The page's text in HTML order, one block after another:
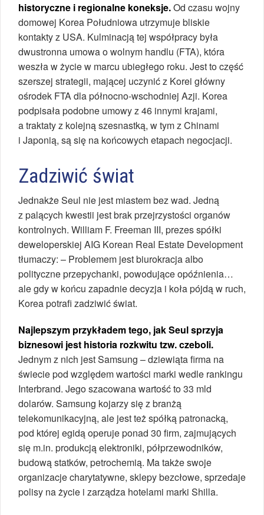
historyczne i regionalne koneksje.Od czasu wojny
domowej Korea Południowa utrzymuje bliskie
kontakty z USA. Kulminacją tej współpracy była
dwustronna umowa o wolnym handlu (FTA), która
weszła w życie w marcu ubiegłego roku. Jest to część
szerszej strategii, mającej uczynić z Korei główny
ośrodek FTA dla północno-wschodniej Azji. Korea
podpisała podobne umowy z 46 innymi krajami,
a traktaty z kolejną szesnastką, w tym z Chinami
i Japonią, są się na końcowych etapach negocjacji.
Zadziwić świat
Jednakże Seul nie jest miastem bez wad. Jedną
z palących kwestii jest brak przejrzystości organów
kontrolnych. William F. Freeman III, prezes spółki
deweloperskiej AIG Korean Real Estate Development
tłumaczy: – Problemem jest biurokracja albo
polityczne przepychanki, powodujące opóźnienia…
ale gdy w końcu zapadnie decyzja i koła pójdą w ruch,
Korea potrafi zadziwić świat.
Najlepszym przykładem tego, jak Seul sprzyja
biznesowi jest historia rozkwitu tzw. czeboli.
Jednym z nich jest Samsung – dziewiąta firma na
świecie pod względem wartości marki wedle rankingu
Interbrand. Jego szacowana wartość to 33 mld
dolarów. Samsung kojarzy się z branżą
telekomunikacyjną, ale jest też spółką patronacką,
pod której egidą operuje ponad 30 firm, zajmujących
się m.in. produkcją elektroniki, półprzewodników,
budową statków, petrochemią. Ma także swoje
organizacje charytatywne, sklepy bezcłowe, sprzedaje
polisy na życie i zarządza hotelami marki Shilla.